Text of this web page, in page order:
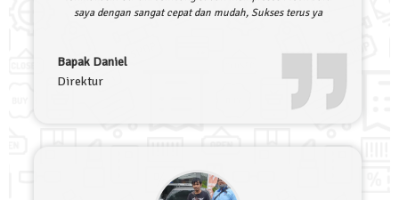
saya dengan sangat cepat dan mudah, Sukses terus ya
Bapak Daniel
Direktur